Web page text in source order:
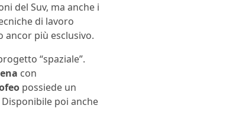
del Suv, ma anche i
di lavoro
ancor più esclusivo.
“spaziale”.
con
possiede un
poi anche